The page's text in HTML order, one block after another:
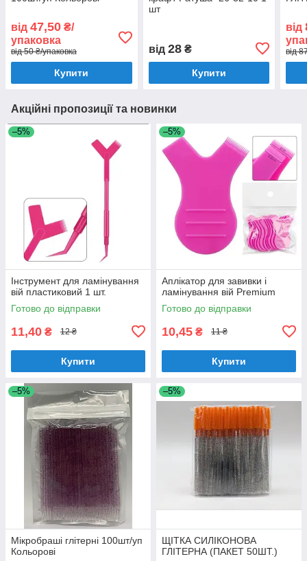
від 47,50 ₴/
упаковка
від 50 ₴/упаковка
Купити
шт
від 28₴
Купити
від
від
Акційні пропозиції та новинки
–5%
Інструмент для ламінування
вій пластиковий 1 шт.
Готово до відправки
11,40 ₴ 12 ₴
Купити
–5%
Аплікатор для завивки і
ламінування вій Premium
Готово до відправки
10,45 ₴ 11 ₴
Купити
–5%
Мікробраші глітерні 100шт/уп
Кольорові
–5%
ЩІТКА СИЛІКОНОВА
ГЛІТЕРНА (ПАКЕТ 50ШТ.)